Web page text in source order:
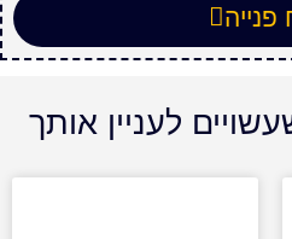
לעניין אותך